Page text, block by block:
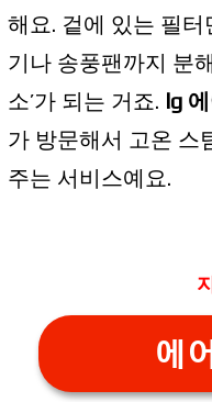
해요. 겉에 있는 필
기나 송풍팬까지 분
소’가 되는 거죠. lg
가 방문해서 고온 스
주는 서비스예요.
에